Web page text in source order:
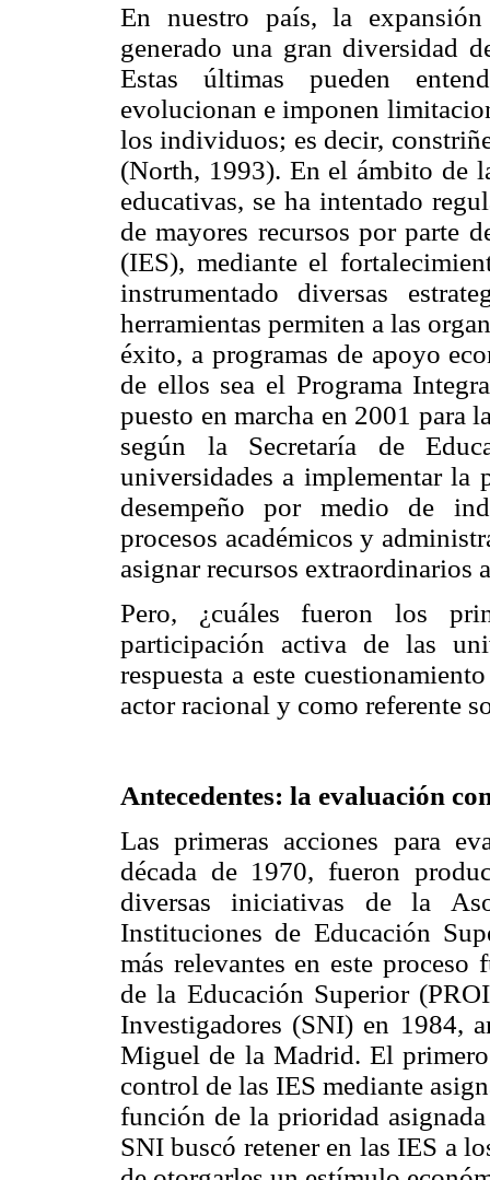
En nuestro país, la
generado una gran diversidad
Estas últimas pueden
evolucionan e imponen
los individuos; es decir,
(North, 1993). En el ámbito de
educativas, se ha intentado
de mayores recursos por parte
(IES), mediante el
instrumentado diversas
herramientas permiten a las
éxito, a programas de apoyo
de ellos sea el Programa
puesto en marcha en 2001 para
según la Secretaría de
universidades a implementar la
desempeño por medio de
procesos académicos y
asignar recursos extraordinarios
Pero, ¿cuáles fueron los
participación activa de las
respuesta a este
actor racional y como referente
Antecedentes: la evaluación
Las primeras acciones para
década de 1970, fueron
diversas iniciativas de la
Instituciones de Educación
más relevantes en este
de la Educación Superior
Investigadores (SNI) en 1984,
Miguel de la Madrid. El
control de las IES mediante
función de la prioridad
SNI buscó retener en las IES a